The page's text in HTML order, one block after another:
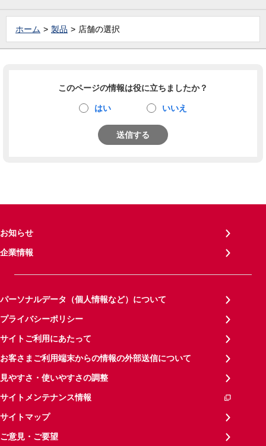
ホーム 製品 店舗の選択
このページの情報は役に立ちましたか？
はい いいえ
送信する
お知らせ
企業情報
パーソナルデータ（個人情報など）について
プライバシーポリシー
サイトご利用にあたって
お客さまご利用端末からの情報の外部送信について
見やすさ・使いやすさの調整
サイトメンテナンス情報
サイトマップ
ご意見・ご要望